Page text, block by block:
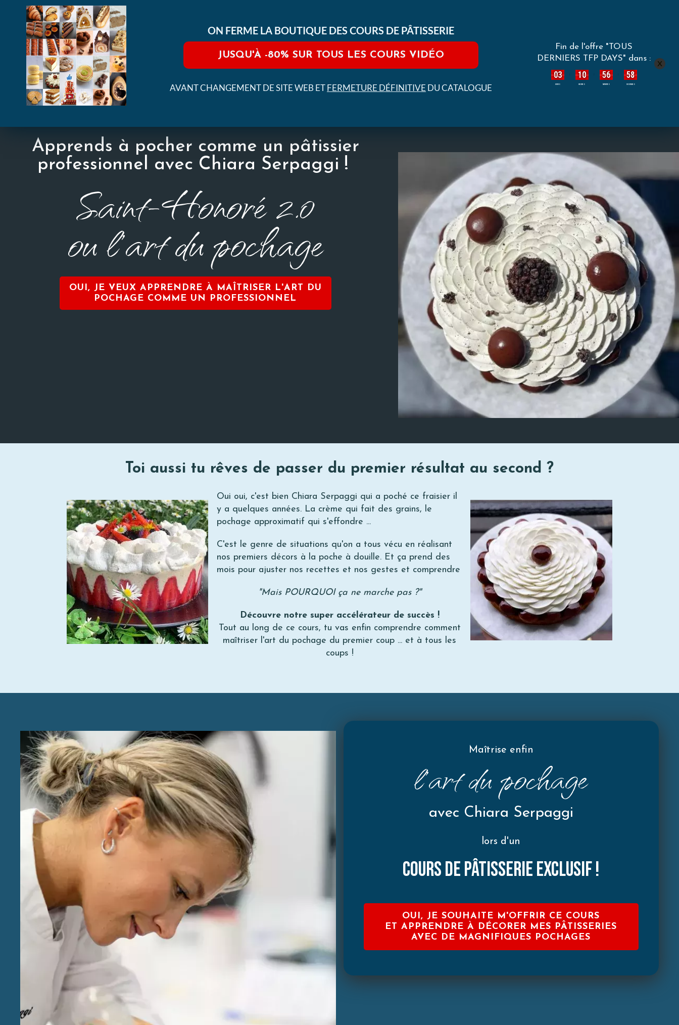
Apprends à pocher comme un pâtissier
professionnel avec Chiara Serpaggi !
Saint-Honoré 2.0
oul'art du pochage
OUI, JE VEUX APPRENDRE À MAÎTRISER L'ART DU
POCHAGE COMME UN PROFESSIONNEL
Toi aussi tu rêves de passer du premier résultat au second ?
Oui oui, c'est bien Chiara Serpaggi qui a poché ce fraisier il
y a quelques années. La crème qui fait des grains, le
pochage approximatif qui s'effondre ...
C'est le genre de situations qu'on a tous vécu en réalisant
nos premiers décors à la poche à douille. Et ça prend des
mois pour ajuster nos recettes et nos gestes et comprendre
"Mais POURQUOI ça ne marche pas ?"
Découvre notre super accélérateur de succès !
Tout au long de ce cours, tu vas enfin comprendre comment
maîtriser l'art du pochage du premier coup ... et à tous les
coups !
Maîtrise enfin
l'art du pochage
avec Chiara Serpaggi
lors d'un
Cours de pâtisserie EXCLUSIF !
OUI, JE SOUHAITE M'OFFRIR CE COURS
ET APPRENDRE À DÉCORER MES PÂTISSERIES
AVEC DE MAGNIFIQUES POCHAGES
ON FERME LA BOUTIQUE DES COURS DE PÂTISSERIE
JUSQU'À -80% SUR TOUS LES COURS VIDÉO
AVANT CHANGEMENT DE SITE WEB ETFERMETURE DÉFINITIVE DU CATALOGUE
Fin de l'offre "TOUS
DERNIERS TFP DAYS" dans :
03
JOURS
10
HEURES
56
MINUTES
56
SECONDES
x